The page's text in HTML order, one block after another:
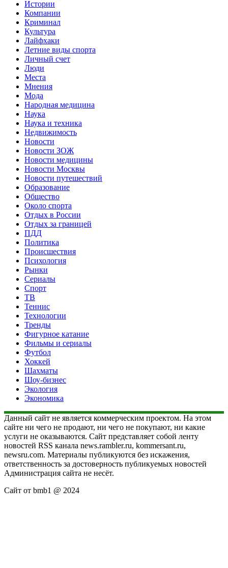
Истории
Компании
Криминал
Культура
Лайфхаки
Летние виды спорта
Личный счет
Люди
Места
Мнения
Мода
Народная медицина
Наука
Наука и техника
Недвижимость
Новости
Новости ЗОЖ
Новости медицины
Новости Москвы
Новости путешествий
Образование
Общество
Около спорта
Отдых в России
Отдых за границей
ПДД
Политика
Происшествия
Психология
Рынки
Сериалы
Спорт
ТВ
Теннис
Технологии
Тренды
Фигурное катание
Фильмы и сериалы
Футбол
Хоккей
Шахматы
Шоу-бизнес
Экология
Экономика
Данный сайт не является коммерческим проектом. На этом
сайте ни чего не продают, ни чего не покупают, ни какие
услуги не оказываются. Сайт представляет собой ленту
новостей RSS канала news.rambler.ru, kommersant.ru,
newsru.com. Материалы публикуются без искажения,
ответственность за достоверность публикуемых новостей
Администрация сайта не несёт.
Сайт от bmb1 @ 2024